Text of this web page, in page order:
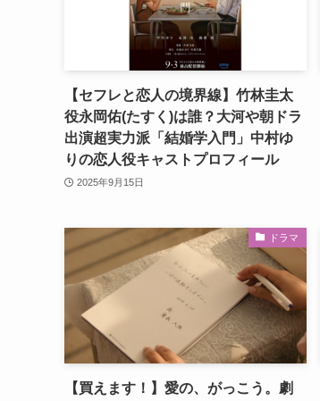
【セフレと恋人の境界線】竹林圭太
役永岡佑(たすく)は誰？大河や朝ドラ
出演超実力派「結婚学入門」中村ゆ
りの恋人役キャストプロフィール
2025年9月15日
ドラマ
【買えます！】愛の、がっこう。劇